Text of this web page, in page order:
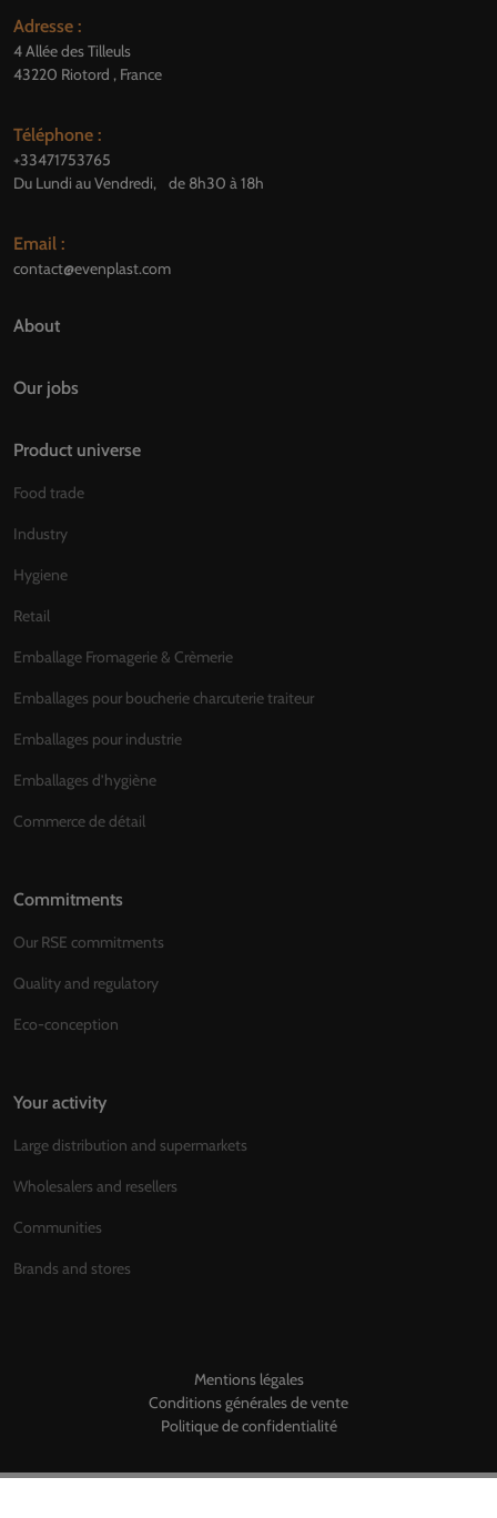
Adresse :
4 Allée des Tilleuls
43220 Riotord , France
Téléphone :
+33471753765
Du Lundi au Vendredi, de 8h30 à 18h
Email :
contact@evenplast.com
About
Our jobs
Product universe
Food trade
Industry
Hygiene
Retail
Emballage Fromagerie & Crèmerie
Emballages pour boucherie charcuterie traiteur
Emballages pour industrie
Emballages d’hygiène
Commerce de détail
Commitments
Our RSE commitments
Quality and regulatory
Eco-conception
Your activity
Large distribution and supermarkets
Wholesalers and resellers
Communities
Brands and stores
Mentions légales
Conditions générales de vente
Politique de confidentialité